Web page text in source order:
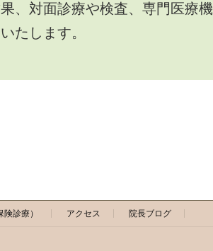
、対面診療や検査、専門医療機
たします。
診療） アクセス 院長ブログ